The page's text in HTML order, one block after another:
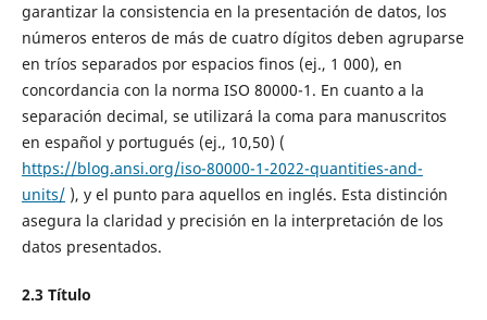
garantizar la consistencia en la presentación de datos, los
números enteros de más de cuatro dígitos deben agruparse
en tríos separados por espacios finos (ej., 1 000), en
concordancia con la norma ISO 80000-1. En cuanto a la
separación decimal, se utilizará la coma para manuscritos
en español y portugués (ej., 10,50) (
https://blog.ansi.org/iso-80000-1-2022-quantities-and-
units/), y el punto para aquellos en inglés. Esta distinción
asegura la claridad y precisión en la interpretación de los
datos presentados.
2.3 Título